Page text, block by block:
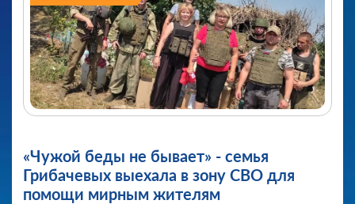
«Чужой беды не бывает» - семья
Грибачевых выехала в зону СВО для
помощи мирным жителям